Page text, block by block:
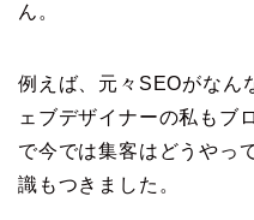
ん。
例えば、元々SEOがなん
ェブデザイナーの私もブ
で今では集客はどうやっ
識もつきました。